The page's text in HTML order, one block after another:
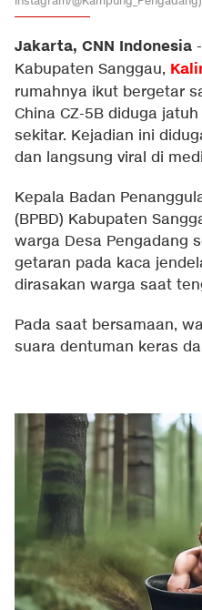
Jakarta, CNN Indonesia
Kabupaten Sanggau,
rumahnya ikut bergetar
China CZ-5B diduga
sekitar. Kejadian ini
dan langsung viral di
Kepala Badan
(BPBD) Kabupaten
warga Desa Pengadang
getaran pada kaca
dirasakan warga saat
Pada saat bersamaan,
suara dentuman keras